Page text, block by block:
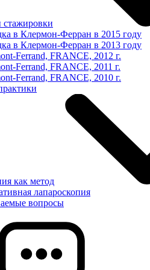
стажировки
в Клермон-Ферран в 2015 году
в Клермон-Ферран в 2013 году
Ferrand, FRANCE, 2012 г.
Ferrand, FRANCE, 2011 г.
Ferrand, FRANCE, 2010 г.
как метод
лапароскопия
вопросы